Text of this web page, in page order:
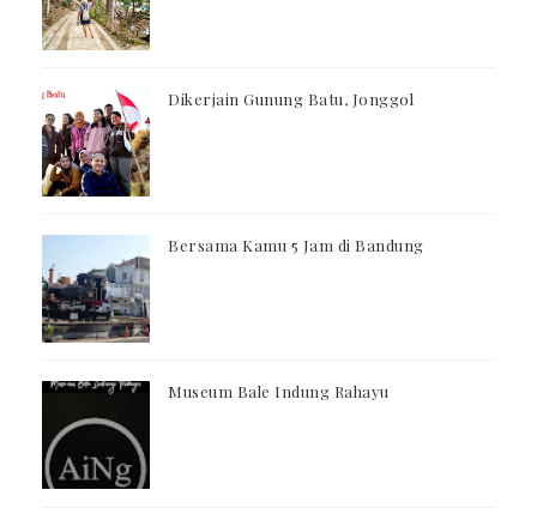
Dikerjain Gunung Batu, Jonggol
Bersama Kamu 5 Jam di Bandung
Museum Bale Indung Rahayu